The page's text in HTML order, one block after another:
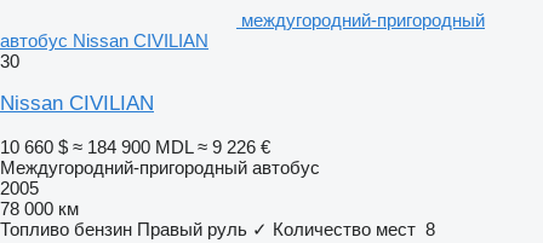
междугородний-пригородный
автобус Nissan CIVILIAN
30
Nissan CIVILIAN
10 660 $ ≈ 184 900 MDL ≈ 9 226 €
Междугородний-пригородный автобус
2005
78 000 км
Топливо бензин Правый руль ✓ Количество мест 8